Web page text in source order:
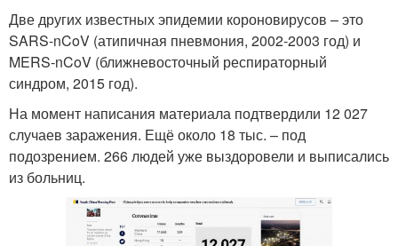
Две других известных эпидемии короновирусов – это
SARS-nCoV (атипичная пневмония, 2002-2003 год) и
MERS-nCoV (ближневосточный респираторный
синдром, 2015 год).
На момент написания материала подтвердили 12 027
случаев заражения. Ещё около 18 тыс. – под
подозрением. 266 людей уже выздоровели и выписались
из больниц.